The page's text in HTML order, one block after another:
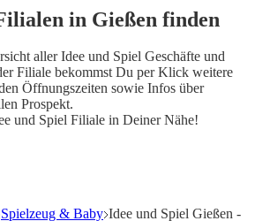
in Gießen finden
aller Idee und Spiel Geschäfte und
Filiale bekommst Du per Klick weitere
Öffnungszeiten sowie Infos über
Prospekt.
und Spiel Filiale in Deiner Nähe!
Spielzeug & Baby Idee und Spiel Gießen -